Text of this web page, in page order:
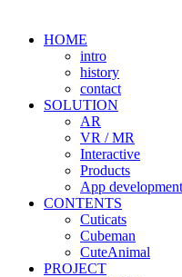
HOME
intro
history
contact
SOLUTION
AR
VR / MR
Interactive
Products
App development
CONTENTS
Cuticats
Cubeman
CuteAnimal
PROJECT